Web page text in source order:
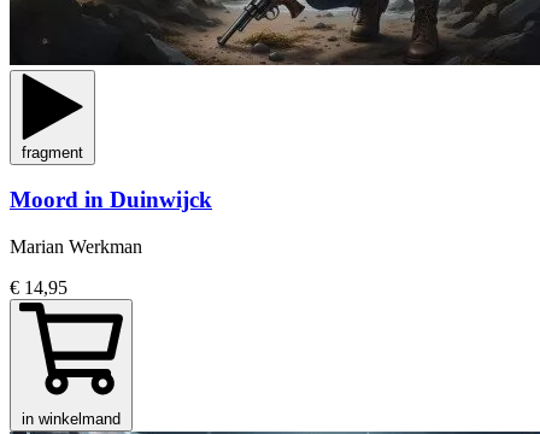
fragment
Moord in Duinwijck
Marian Werkman
€ 14,95
in winkelmand